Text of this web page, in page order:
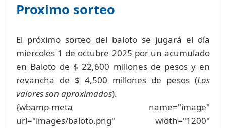
Proximo sorteo
El próximo sorteo del baloto se jugará el día
miercoles 1 de octubre 2025 por un acumulado
en Baloto de $ 22,600 millones de pesos y en
revancha de $ 4,500 millones de pesos (Los
valores son aproximados).
{wbamp-meta name="image"
url="images/baloto.png" width="1200"